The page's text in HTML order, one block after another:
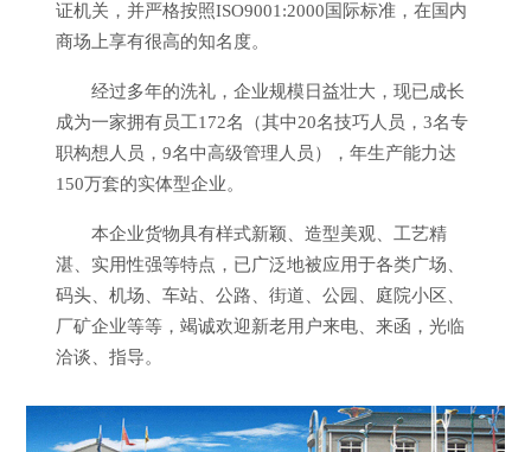
证机关，并严格按照ISO9001:2000国际标准，在国内
商场上享有很高的知名度。
经过多年的洗礼，企业规模日益壮大，现已成长
成为一家拥有员工172名（其中20名技巧人员，3名专
职构想人员，9名中高级管理人员），年生产能力达
150万套的实体型企业。
本企业货物具有样式新颖、造型美观、工艺精
湛、实用性强等特点，已广泛地被应用于各类广场、
码头、机场、车站、公路、街道、公园、庭院小区、
厂矿企业等等，竭诚欢迎新老用户来电、来函，光临
洽谈、指导。